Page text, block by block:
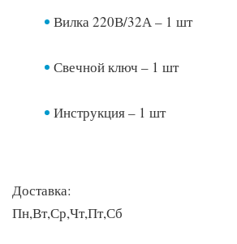
Вилка 220В/32А – 1 шт
Свечной ключ – 1 шт
Инструкция – 1 шт
Доставка:
Пн,Вт,Ср,Чт,Пт,Сб